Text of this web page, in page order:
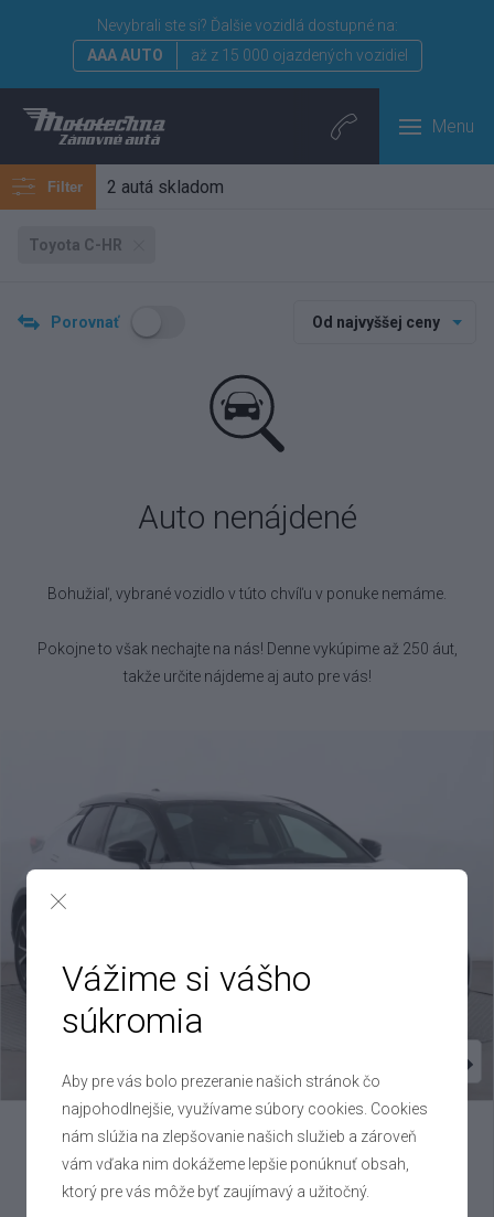
Nevybrali ste si? Ďalšie vozidlá dostupné na:
AAA AUTO
až z 15 000 ojazdených vozidiel
Menu
Filter 2 autá skladom
Toyota C-HR
Porovnať Od najvyššej ceny
Auto nenájdené
Bohužiaľ, vybrané vozidlo v túto chvíľu v ponuke nemáme.
Pokojne to však nechajte na nás! Denne vykúpime až 250 áut,
takže určite nájdeme aj auto pre vás!
ToyotaC-HR
2.0 Hybrid , 2025
Vážime si vášho
súkromia
Aby pre vás bolo prezeranie našich stránok čo
najpohodlnejšie, využívame súbory cookies. Cookies
nám slúžia na zlepšovanie našich služieb a zároveň
vám vďaka nim dokážeme lepšie ponúknuť obsah,
ktorý pre vás môže byť zaujímavý a užitočný.